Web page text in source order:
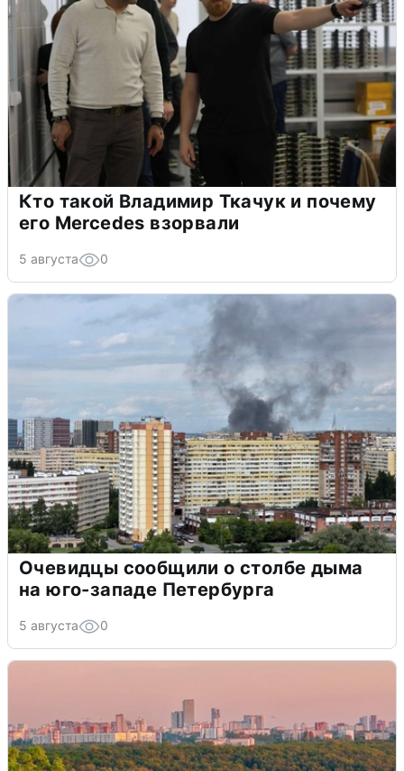
Кто такой Владимир Ткачук и почему
его Mercedes взорвали
5 августа 0
Очевидцы сообщили о столбе дыма
на юго-западе Петербурга
5 августа 0